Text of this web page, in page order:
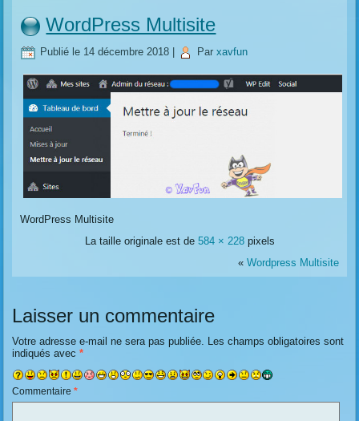
WordPress Multisite
Publié le 14 décembre 2018 Par xavfun
WordPress Multisite
La taille originale est de 584 × 228pixels
« Wordpress Multisite
Laisser un commentaire
Votre adresse e-mail ne sera pas publiée. Les champs obligatoires sont
indiqués avec*
Commentaire*